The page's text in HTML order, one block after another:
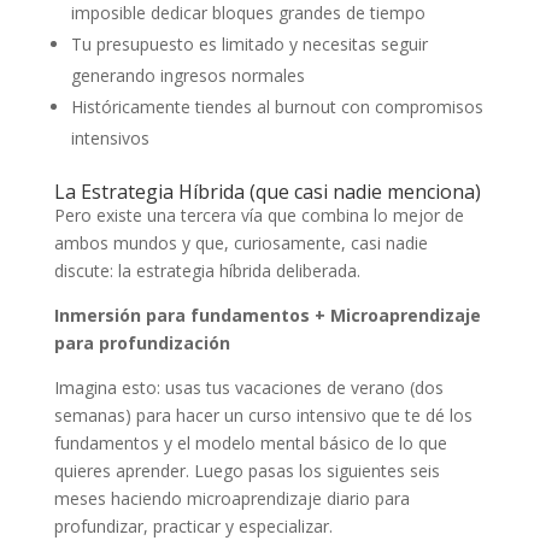
imposible dedicar bloques grandes de tiempo
Tu presupuesto es limitado y necesitas seguir
generando ingresos normales
Históricamente tiendes al burnout con compromisos
intensivos
La Estrategia Híbrida (que casi nadie menciona)
Pero existe una tercera vía que combina lo mejor de
ambos mundos y que, curiosamente, casi nadie
discute: la estrategia híbrida deliberada.
Inmersión para fundamentos + Microaprendizaje
para profundización
Imagina esto: usas tus vacaciones de verano (dos
semanas) para hacer un curso intensivo que te dé los
fundamentos y el modelo mental básico de lo que
quieres aprender. Luego pasas los siguientes seis
meses haciendo microaprendizaje diario para
profundizar, practicar y especializar.